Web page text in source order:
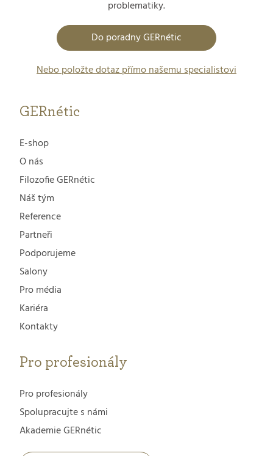
problematiky.
Do poradny GERnétic
Nebo položte dotaz přímo našemu specialistovi
GERnétic
E-shop
O nás
Filozofie GERnétic
Náš tým
Reference
Partneři
Podporujeme
Salony
Pro média
Kariéra
Kontakty
Pro profesionály
Pro profesionály
Spolupracujte s námi
Akademie GERnétic